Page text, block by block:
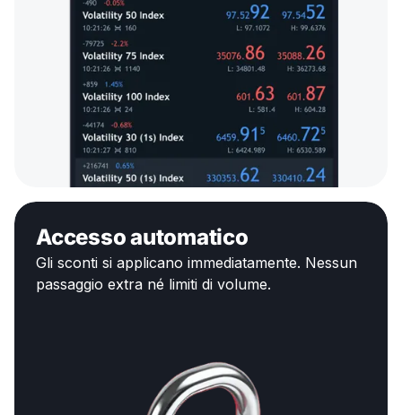
Accesso automatico
Gli sconti si applicano immediatamente. Nessun
passaggio extra né limiti di volume.